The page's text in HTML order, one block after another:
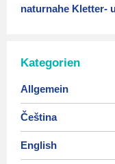
naturnahe Kletter-
Kategorien
Allgemein
Čeština
English